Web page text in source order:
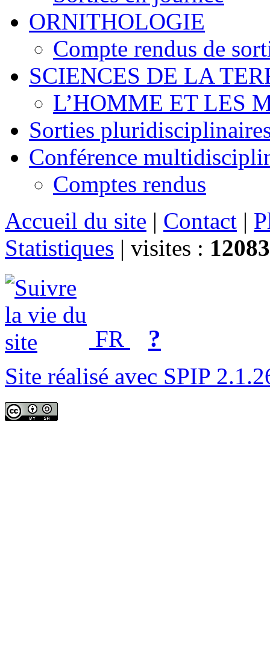
ORNITHOLOGIE
Compte rendus de
SCIENCES DE LA
L’HOMME ET LES
Sorties
Conférence
Comptes rendus
Accueil du site | Contact |
Statistiques | visites :
FR ?
Site réalisé avec SPIP